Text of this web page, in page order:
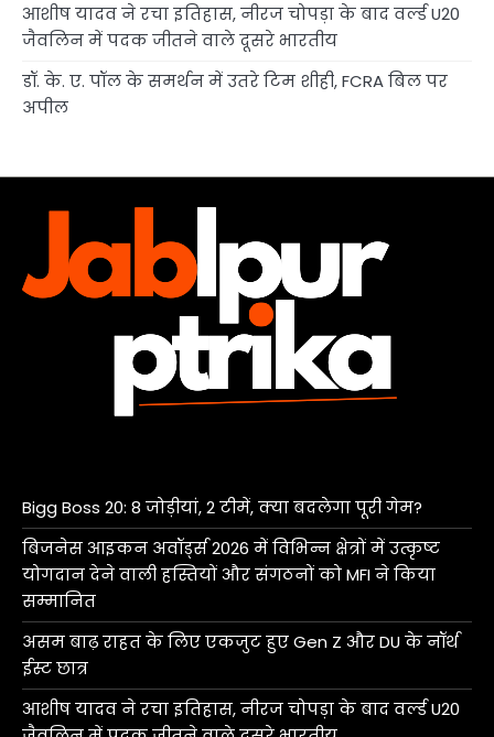
आशीष यादव ने रचा इतिहास, नीरज चोपड़ा के बाद वर्ल्ड U20
जैवलिन में पदक जीतने वाले दूसरे भारतीय
डॉ. के. ए. पॉल के समर्थन में उतरे टिम शीही, FCRA बिल पर
अपील
Bigg Boss 20: 8 जोड़ीयां, 2 टीमें, क्या बदलेगा पूरी गेम?
बिजनेस आइकन अवॉर्ड्स 2026 में विभिन्न क्षेत्रों में उत्कृष्ट
योगदान देने वाली हस्तियों और संगठनों को MFI ने किया
सम्मानित
असम बाढ़ राहत के लिए एकजुट हुए Gen Z और DU के नॉर्थ
ईस्ट छात्र
आशीष यादव ने रचा इतिहास, नीरज चोपड़ा के बाद वर्ल्ड U20